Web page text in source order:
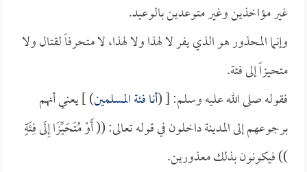
غير مؤاخذين وغير متوعدين بالوعيد.
وإنما المحذور هو الذي يفر لا لهذا ولا لهذا، لا متحرفاً لقتال ولا
متحيزاً إلى فئة.
فقوله صلى الله عليه وسلم: [ (أنا فئة المسلمين) ] يعني أنهم
برجوعهم إلى المدينة داخلون في قوله تعالى: (( أَوْ مُتَحَيِّزًا إِلَى فِئَةٍ
)) فيكونون بذلك معذورين.